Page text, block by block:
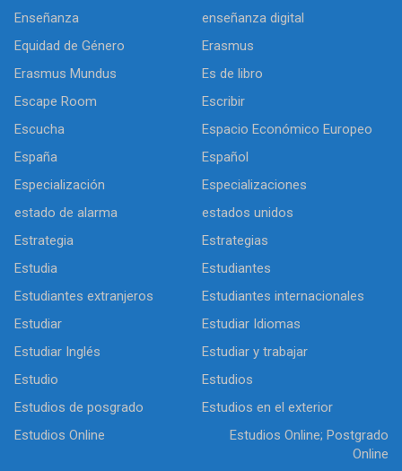
Enseñanza
enseñanza digital
Equidad de Género
Erasmus
Erasmus Mundus
Es de libro
Escape Room
Escribir
Escucha
Espacio Económico Europeo
España
Español
Especialización
Especializaciones
estado de alarma
estados unidos
Estrategia
Estrategias
Estudia
Estudiantes
Estudiantes extranjeros
Estudiantes internacionales
Estudiar
Estudiar Idiomas
Estudiar Inglés
Estudiar y trabajar
Estudio
Estudios
Estudios de posgrado
Estudios en el exterior
Estudios Online
Estudios Online; Postgrado
Online